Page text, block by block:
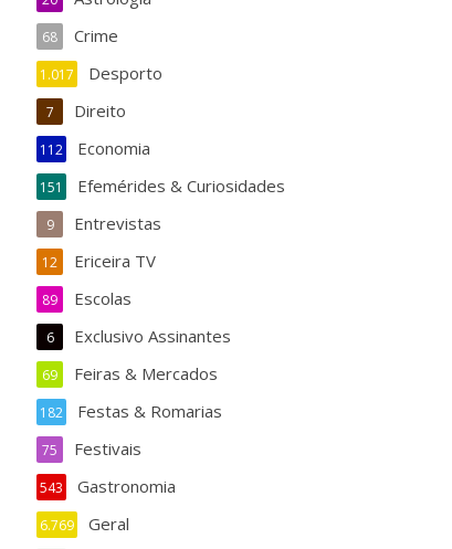
Crime
68
Desporto
1.017
Direito
7
Economia
112
Efemérides & Curiosidades
151
Entrevistas
9
Ericeira TV
12
Escolas
89
Exclusivo Assinantes
6
Feiras & Mercados
69
Festas & Romarias
182
Festivais
75
Gastronomia
543
Geral
6.769